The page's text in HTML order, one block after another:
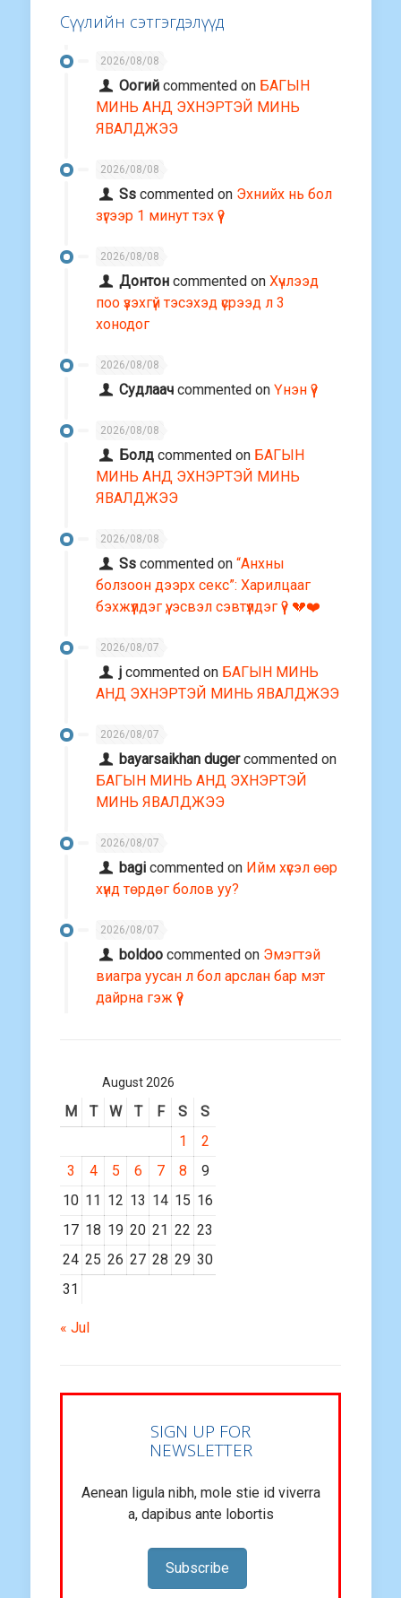
Сүүлийн сэтгэгдэлүүд
2026/08/08
Оогий commented on БАГЫН
МИНЬ АНД ЭХНЭРТЭЙ МИНЬ
ЯВАЛДЖЭЭ
2026/08/08
Ss commented on Эхнийх нь бол
зүгээр 1 минут тэх үү?
2026/08/08
Донтон commented onХүчлээд
поо үзэхгүй тэсэхэд үсрээд л 3
хонодог
2026/08/08
Судлаач commented onҮнэн үү?
2026/08/08
Болд commented on БАГЫН
МИНЬ АНД ЭХНЭРТЭЙ МИНЬ
ЯВАЛДЖЭЭ
2026/08/08
Ss commented on“Анхны
болзоон дээрх секс”: Харилцааг
бэхжүүлдэг үү, эсвэл сэвтүүлдэг үү? 💔❤️
2026/08/07
j commented on БАГЫН МИНЬ
АНД ЭХНЭРТЭЙ МИНЬ ЯВАЛДЖЭЭ
2026/08/07
bayarsaikhan dugercommented on
БАГЫН МИНЬ АНД ЭХНЭРТЭЙ
МИНЬ ЯВАЛДЖЭЭ
2026/08/07
bagi commented on Ийм хүсэл өөр
хүнд төрдөг болов уу?
2026/08/07
boldoo commented on Эмэгтэй
виагра уусан л бол арслан бар мэт
дайрна гэж үү?
August 2026
M T W T F S
S
1
2
3
4 5 6 7 8
9
10 11 12 13 14 15 16
17 18 19 20 21 22 23
24 25 26 27 28 29 30
31
« Jul
SIGN UP FOR
NEWSLETTER
Aenean ligula nibh, mole stie id viverra
a, dapibus ante lobortis
Subscribe